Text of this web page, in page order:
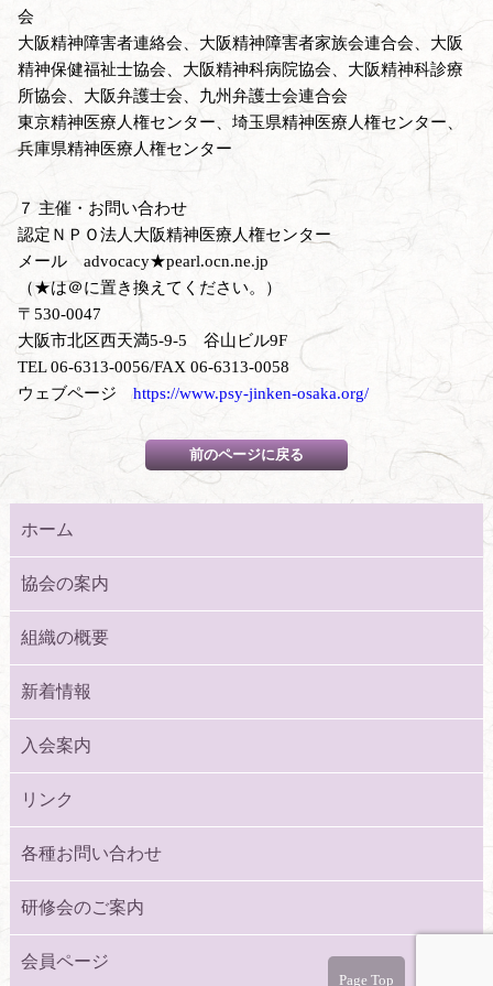
会
大阪精神障害者連絡会、大阪精神障害者家族会連合会、大阪
精神保健福祉士協会、大阪精神科病院協会、大阪精神科診療
所協会、大阪弁護士会、九州弁護士会連合会
東京精神医療人権センター、埼玉県精神医療人権センター、
兵庫県精神医療人権センター
７ 主催・お問い合わせ
認定ＮＰＯ法人大阪精神医療人権センター
メール advocacy★pearl.ocn.ne.jp
（★は＠に置き換えてください。）
〒530-0047
大阪市北区西天満5-9-5 谷山ビル9F
TEL 06-6313-0056/FAX 06-6313-0058
ウェブページhttps://www.psy-jinken-osaka.org/
ホーム
協会の案内
組織の概要
新着情報
入会案内
リンク
各種お問い合わせ
研修会のご案内
会員ページ
Page Top